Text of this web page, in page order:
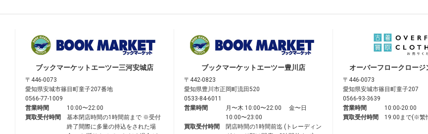
ブックマーケットエーツー三河安城店
〒446-0073
愛知県安城市篠目町童子207番地
0566-77-1009
営業時間
10:00〜22:00
買取受付時間
基本閉店時間の1時間前まで ※受付
終了間際に多量の持込をされた場
ブックマーケットエーツー豊川店
〒442-0823
愛知県豊川市正岡町流田520
0533-84-6011
営業時間
月〜木 10:00〜22:00 金〜日
10:00〜23:00
買取受付時間
閉店時間の1時間前迄 (トレーディン
オーバーフロークロージ
〒446-0073
愛知県安城市篠目町童子207
0566-93-3639
営業時間
10:00-20:00
買取受付時間
19:00まで(※繁